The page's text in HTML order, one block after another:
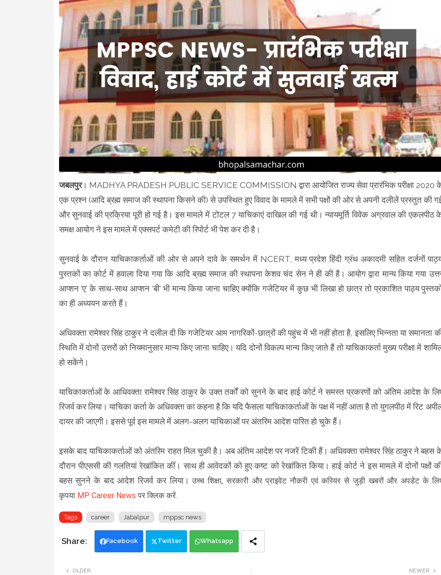
जबलपुर। MADHYA PRADESH PUBLIC SERVICE COMMISSION द्वारा आयोजित राज्य सेवा प्रारंभिक परीक्षा 2020
एक प्रश्न (आदि ब्रह्म समाज की स्थापना किसने की) से उपस्थित हुए विवाद के मामले में सभी पक्षों की ओर से अपनी दलीलें प्रस्तुत की
और सुनवाई की प्रक्रिया पूरी हो गई है। इस मामले में टोटल 7 याचिकाएं दाखिल की गई थी। न्यायमूर्ति विवेक अग्रवाल की एकलपीठ
समक्ष आयोग ने इस मामले में एक्सपर्ट कमेटी की रिपोर्ट भी पेश कर दी है।
सुनवाई के दौरान याचिकाकर्ताओं की ओर से अपने दावे के समर्थन में NCERT, मध्य प्रदेश हिंदी ग्रंथ अकादमी सहित दर्जनों
पुस्तकों का कोर्ट में हवाला दिया गया कि आदि ब्रह्म समाज की स्थापना केशव चंद सेन ने ही की है। आयोग द्वारा मान्य किया गया
आप्शन ‘ए’ के साथ-साथ आप्शन ‘बी’ भी मान्य किया जाना चाहिए क्‍योंकि गजेटियर में कुछ भी लिखा हो छात्र तो प्रकाशित पाठ्य
का ही अध्ययन करते हैं।
अधिवक्ता रामेश्वर सिंह ठाकुर ने दलील दी कि गजेटियर आम नागरिकों-छात्रों की पहुंच में भी नहीं होता है, इसलिए भिन्नता या समानता
स्थिति में दोनों उत्तरों को नियमानुसार मान्य किए जाना चाहिए। यदि दोनों विकल्प मान्य किए जाते हैं तो याचिकाकर्ता मुख्य परीक्षा में
हो सकेंगे।
याचिकाकर्ताओं के आधिवक्ता रामेश्वर सिंह ठाकुर के उक्त तर्कों को सुनने के बाद हाई कोर्ट ने समस्त प्रकरणों को अंतिम आदेश के
रिजर्व कर लिया। याचिका कर्ता के अधिवक्ता का कहना है कि यदि फैसला याचिकाकर्ताओं के पक्ष में नहीं आता है तो युगलपीठ में रिट
दायर की जाएगी। इससे पूर्व इस मामले में अलग-अलग याचिकाओं पर अंतरिम आदेश पारित हो चुके हैं।
इसके बाद याचिकाकर्ताओं को अंतरिम राहत मिल चुकी है। अब अंतिम आदेश पर नजरें टिकी हैं। अधिवक्ता रामेश्वर सिंह ठाकुर ने बहस
दौरान पीएससी की गलतियां रेखांकित कीं। साथ ही आवेदकों को हुए कष्ट को रेखांकित किया। हाई कोर्ट ने इस मामले में दोनों पक्षों
बहस सुनने के बाद आदेश रिजर्व कर लिया।उच्च शिक्षा, सरकारी और प्राइवेट नौकरी एवं करियर से जुड़ी खबरों और अपडेट के
कृपया MP Career News पर क्लिक करें.
Tags career Jabalpur mppsc news
Facebook Twitter Whatsapp
NEWER
OLDER